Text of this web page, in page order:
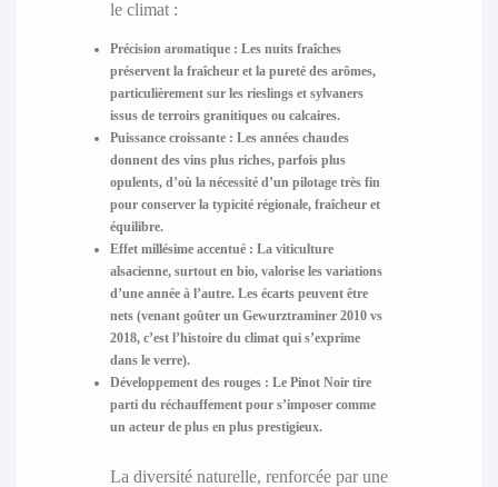
le climat :
Précision aromatique : Les nuits fraîches
préservent la fraîcheur et la pureté des arômes,
particulièrement sur les rieslings et sylvaners
issus de terroirs granitiques ou calcaires.
Puissance croissante : Les années chaudes
donnent des vins plus riches, parfois plus
opulents, d’où la nécessité d’un pilotage très fin
pour conserver la typicité régionale, fraîcheur et
équilibre.
Effet millésime accentué : La viticulture
alsacienne, surtout en bio, valorise les variations
d’une année à l’autre. Les écarts peuvent être
nets (venant goûter un Gewurztraminer 2010 vs
2018, c’est l’histoire du climat qui s’exprime
dans le verre).
Développement des rouges : Le Pinot Noir tire
parti du réchauffement pour s’imposer comme
un acteur de plus en plus prestigieux.
La diversité naturelle, renforcée par une